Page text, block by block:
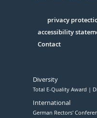
Serivce
privacy
accessibility
Contact
Diversity
Total E-Quality Award
International
German Rectors'